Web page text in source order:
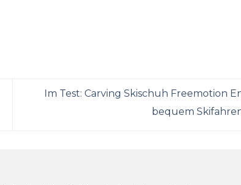
Im Test: Carving Skischuh Freemotion
bequem